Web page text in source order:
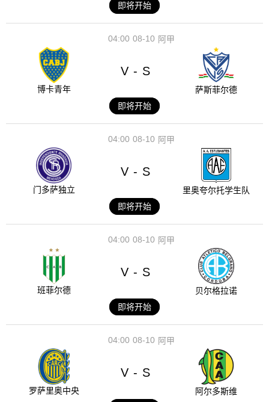
即将开始
08-10
04:00 阿甲
博卡青年
V - S
萨斯菲尔德
即将开始
08-10
04:00 阿甲
门多萨独立
V - S
里奥夸尔托学生队
即将开始
08-10
04:00 阿甲
班菲尔德
V - S
贝尔格拉诺
即将开始
08-10
04:00 阿甲
罗萨里奥中央
V - S
阿尔多斯维